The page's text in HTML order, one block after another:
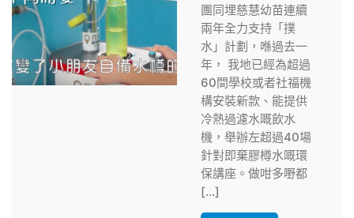
團同埋慈慧幼苗連續
兩年全力支持「撲
水」計劃，喺過去一
年， 我地已經為超過
60間學校或者社福機
構安裝新款、能提供
冷熱過濾水嘅飲水
機，舉辦左超過40場
針對即棄膠樽水嘅環
保講座。做咁多嘢都
[…]